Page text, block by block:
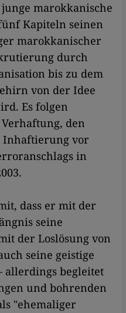
marokkanische
Kapiteln seinen
marokkanischer
durch
bis zu dem
von der Idee
Es folgen
den
Inhaftierung vor
in
dass er mit der
seine
der Loslösung von
seine geistige
begleitet
und bohrenden
"ehemaliger